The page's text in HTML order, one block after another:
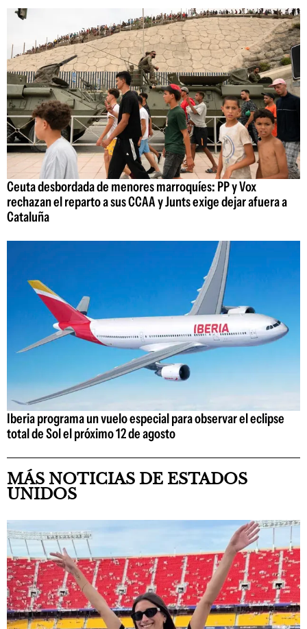
Ceuta desbordada de menores marroquíes: PP y Vox
rechazan el reparto a sus CCAA y Junts exige dejar afuera a
Cataluña
Iberia programa un vuelo especial para observar el eclipse
total de Sol el próximo 12 de agosto
MÁS NOTICIAS DE ESTADOS
UNIDOS